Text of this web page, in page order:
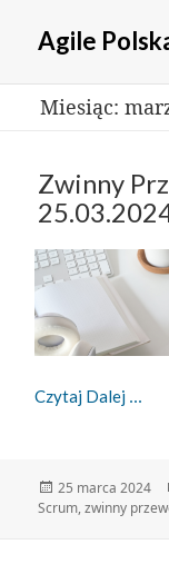
Agile
Miesiąc:
Zwinny
Czytaj Dalej
Data
publikacji
25 marca 2024
Scrum,zwinny